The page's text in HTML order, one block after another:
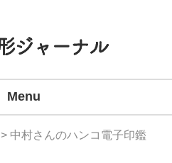
料
テ
プ
Menu
> 中村さんのハンコ電子印鑑